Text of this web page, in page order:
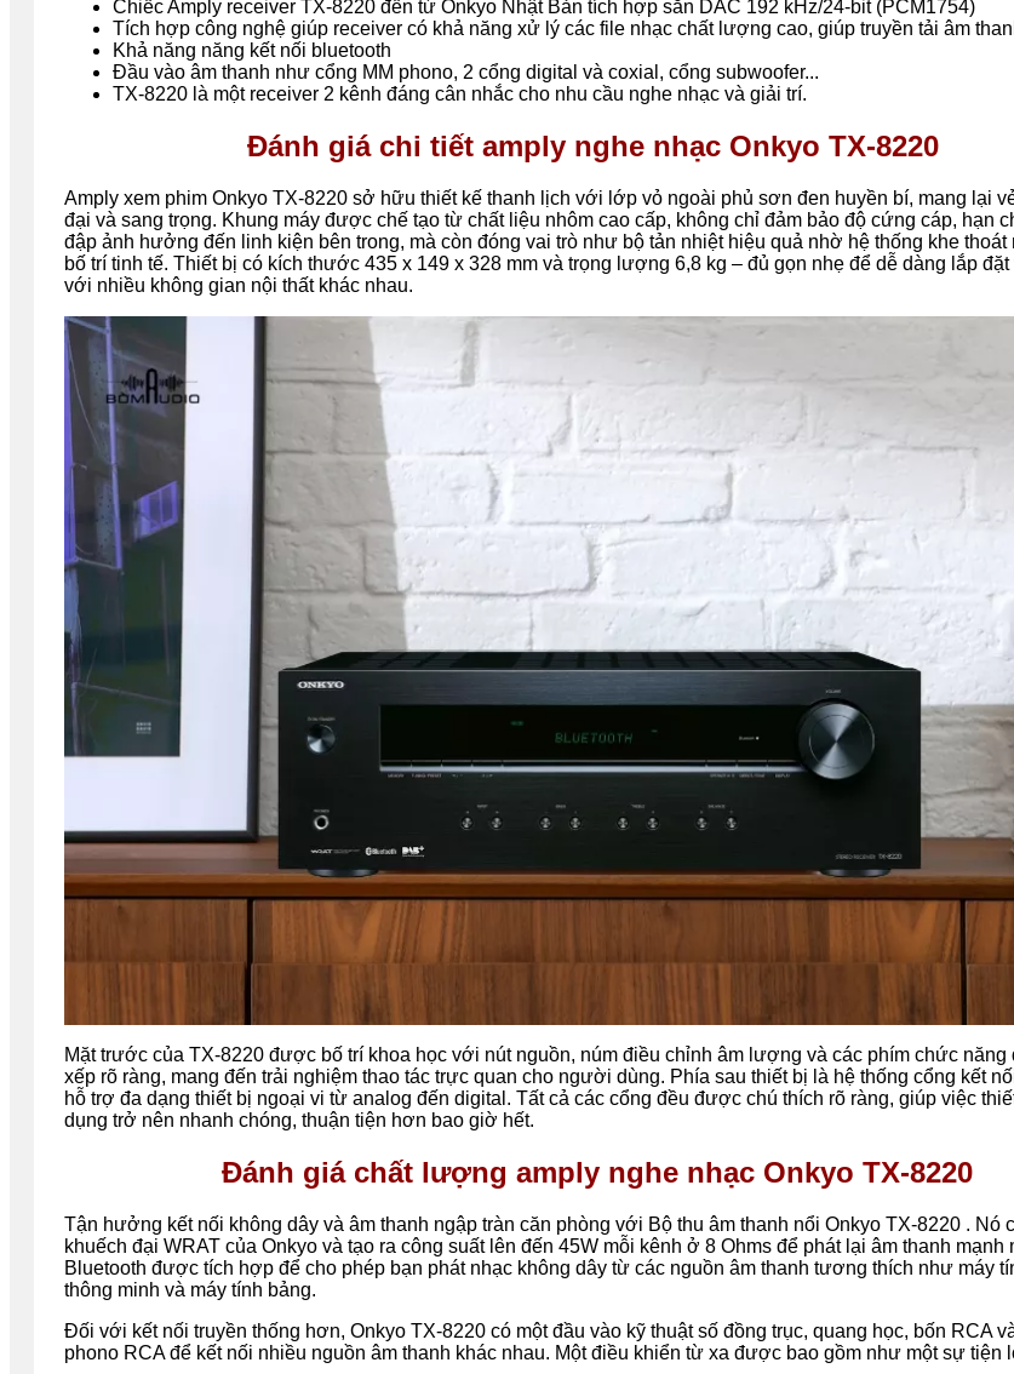
Chiếc Amply receiver TX-8220 đến từ Onkyo Nhật Bản tích hợp sẵn DAC 192 kHz/24-bit (PCM1754)
Tích hợp công nghệ giúp receiver có khả năng xử lý các file nhạc chất lượng cao, giúp truyền tải âm
Khả năng năng kết nối bluetooth
Đầu vào âm thanh như cổng MM phono, 2 cổng digital và coxial, cổng subwoofer...
TX-8220 là một receiver 2 kênh đáng cân nhắc cho nhu cầu nghe nhạc và giải trí.
Đánh giá chi tiết amply nghe nhạc Onkyo TX-8220
Amply xem phim Onkyo TX-8220 sở hữu thiết kế thanh lịch với lớp vỏ ngoài phủ sơn đen huyền bí, mang lại
đại và sang trọng. Khung máy được chế tạo từ chất liệu nhôm cao cấp, không chỉ đảm bảo độ cứng cáp, hạn
đập ảnh hưởng đến linh kiện bên trong, mà còn đóng vai trò như bộ tản nhiệt hiệu quả nhờ hệ thống khe
bố trí tinh tế. Thiết bị có kích thước 435 x 149 x 328 mm và trọng lượng 6,8 kg – đủ gọn nhẹ để dễ dàng lắp
với nhiều không gian nội thất khác nhau.
Mặt trước của TX-8220 được bố trí khoa học với nút nguồn, núm điều chỉnh âm lượng và các phím chức
xếp rõ ràng, mang đến trải nghiệm thao tác trực quan cho người dùng. Phía sau thiết bị là hệ thống cổng kết
hỗ trợ đa dạng thiết bị ngoại vi từ analog đến digital. Tất cả các cổng đều được chú thích rõ ràng, giúp việc
dụng trở nên nhanh chóng, thuận tiện hơn bao giờ hết.
Đánh giá chất lượng amply nghe nhạc Onkyo TX-8220
Tận hưởng kết nối không dây và âm thanh ngập tràn căn phòng với Bộ thu âm thanh nổi Onkyo TX-8220 . Nó
khuếch đại WRAT của Onkyo và tạo ra công suất lên đến 45W mỗi kênh ở 8 Ohms để phát lại âm thanh mạnh
Bluetooth được tích hợp để cho phép bạn phát nhạc không dây từ các nguồn âm thanh tương thích như máy
thông minh và máy tính bảng.
Đối với kết nối truyền thống hơn, Onkyo TX-8220 có một đầu vào kỹ thuật số đồng trục, quang học, bốn RCA
phono RCA để kết nối nhiều nguồn âm thanh khác nhau. Một điều khiển từ xa được bao gồm như một sự tiện